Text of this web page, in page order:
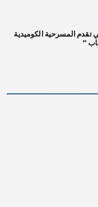
وحلولها المستدامة
الاماراتية
المسرحية الكوميدية
“